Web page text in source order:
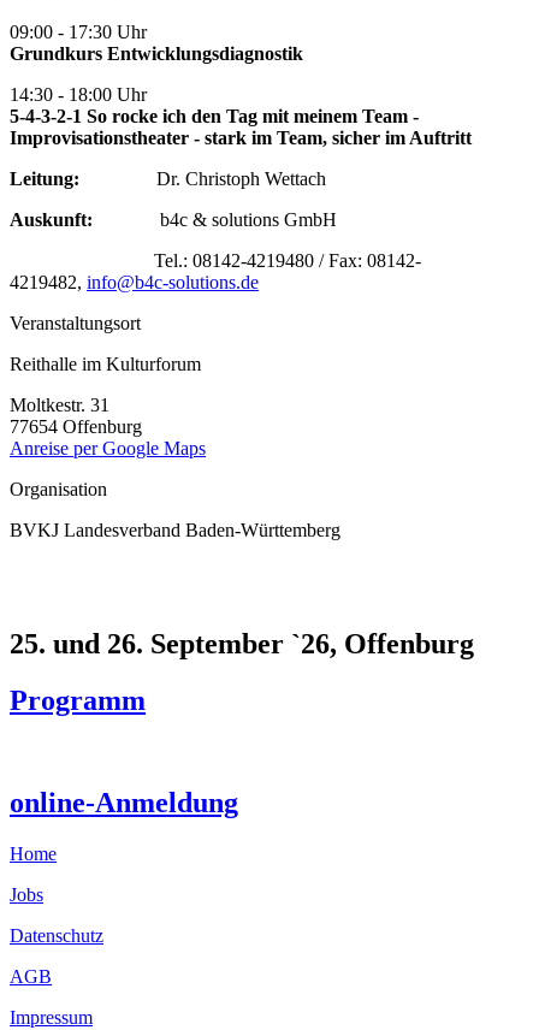
09:00 - 17:30 Uhr
Grundkurs Entwicklungsdiagnostik
14:30 - 18:00 Uhr
5-4-3-2-1 So rocke ich den Tag mit meinem Team -
Improvisationstheater - stark im Team, sicher im Auftritt
Leitung:
Dr. Christoph Wettach
Auskunft:
b4c & solutions GmbH
Tel.: 08142-4219480 / Fax: 08142-
4219482, info@b4c-solutions.de
Veranstaltungsort
Reithalle im Kulturforum
Moltkestr. 31
77654 Offenburg
Anreise per Google Maps
Organisation
BVKJ Landesverband Baden-Württemberg
25. und 26. September `26, Offenburg
Programm
online-Anmeldung
Home
Jobs
Datenschutz
AGB
Impressum